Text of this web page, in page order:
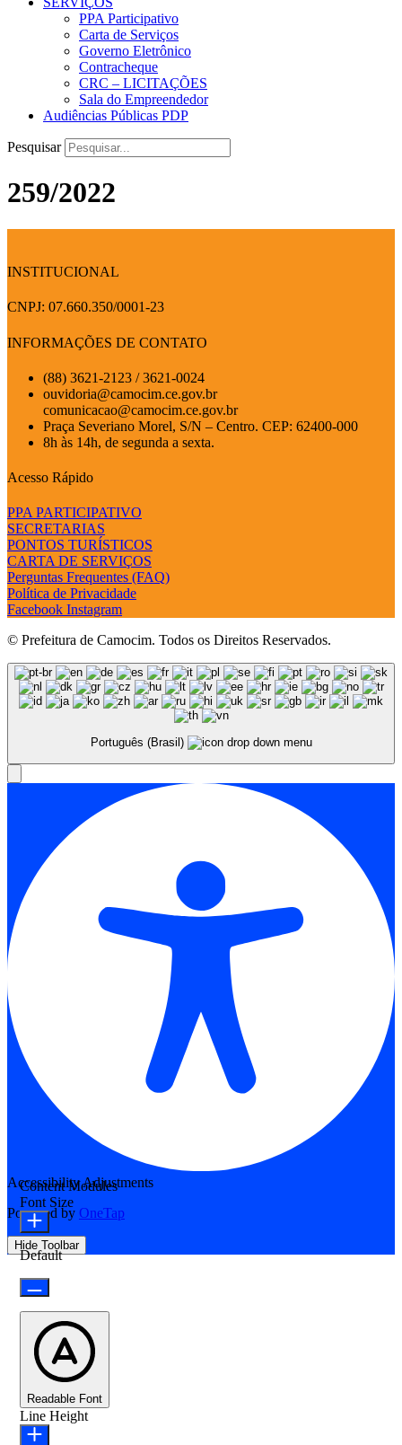
PPA Participativo
Carta de Serviços
Governo Eletrônico
Contracheque
CRC – LICITAÇÕES
Sala do Empreendedor
Audiências Públicas PDP
Pesquisar
259/2022
INSTITUCIONAL
CNPJ: 07.660.350/0001-23
INFORMAÇÕES DE CONTATO
(88) 3621-2123 / 3621-0024
ouvidoria@camocim.ce.gov.br
comunicacao@camocim.ce.gov.br
Praça Severiano Morel, S/N – Centro. CEP: 62400-000
8h às 14h, de segunda a sexta.
Acesso Rápido
PPA PARTICIPATIVO
SECRETARIAS
PONTOS TURÍSTICOS
CARTA DE SERVIÇOS
Perguntas Frequentes (FAQ)
Política de Privacidade
Facebook Instagram
© Prefeitura de Camocim. Todos os Direitos Reservados.
Português (Brasil)
Accessibility Adjustments
Powered by OneTap
Hide Toolbar
Content Modules
Font Size
Default
Readable Font
Line Height